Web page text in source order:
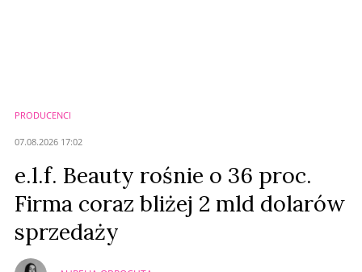
PRODUCENCI
07.08.2026 17:02
e.l.f. Beauty rośnie o 36 proc.
Firma coraz bliżej 2 mld dolarów
sprzedaży